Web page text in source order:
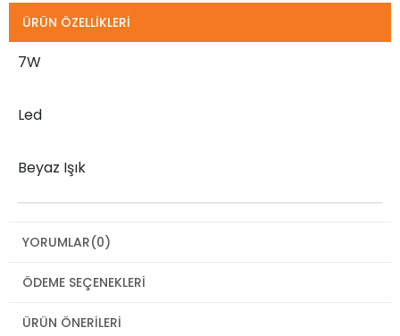
ÜRÜN ÖZELLIKLERI
7W
Led
Beyaz Işık
YORUMLAR(0)
ÖDEME SEÇENEKLERI
ÜRÜN ÖNERILERI